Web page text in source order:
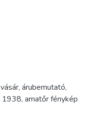
vásár, árubemutató,
1938, amatőr fénykép